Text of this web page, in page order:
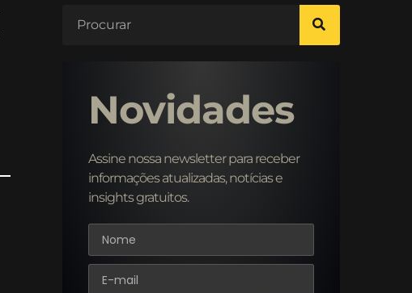
Novidades
Assine nossa newsletter para receber
informações atualizadas, notícias e
insights gratuitos.